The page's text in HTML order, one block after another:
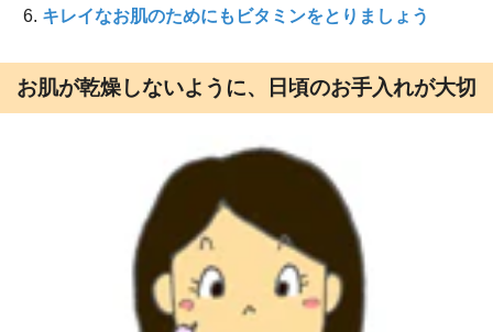
キレイなお肌のためにもビタミンをとりましょう
お肌が乾燥しないように、日頃のお手入れが大切